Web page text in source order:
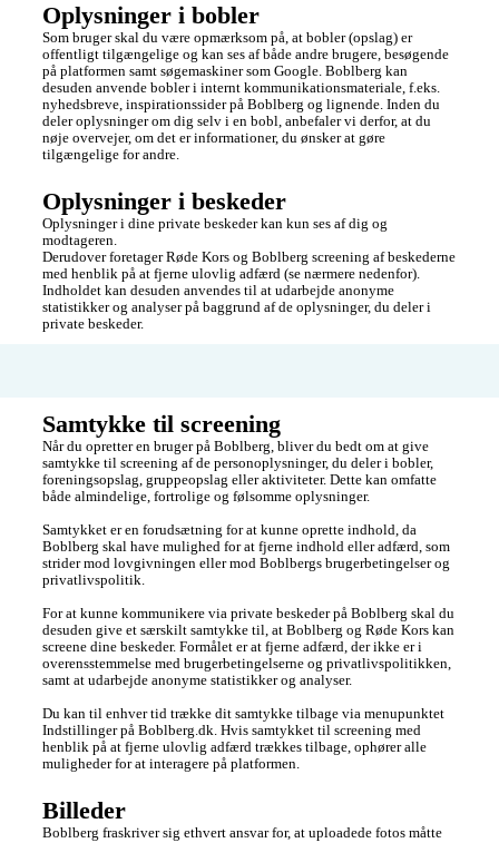
Oplysninger i bobler
Som bruger skal du være opmærksom på, at bobler (opslag) er
offentligt tilgængelige og kan ses af både andre brugere, besøgende
på platformen samt søgemaskiner som Google. Boblberg kan
desuden anvende bobler i internt kommunikationsmateriale, f.eks.
nyhedsbreve, inspirationssider på Boblberg og lignende. Inden du
deler oplysninger om dig selv i en bobl, anbefaler vi derfor, at du
nøje overvejer, om det er informationer, du ønsker at gøre
tilgængelige for andre.
Oplysninger i beskeder
Oplysninger i dine private beskeder kan kun ses af dig og
modtageren.
Derudover foretager Røde Kors og Boblberg screening af beskederne
med henblik på at fjerne ulovlig adfærd (se nærmere nedenfor).
Indholdet kan desuden anvendes til at udarbejde anonyme
statistikker og analyser på baggrund af de oplysninger, du deler i
private beskeder.
Samtykke til screening
Når du opretter en bruger på Boblberg, bliver du bedt om at give
samtykke til screening af de personoplysninger, du deler i bobler,
foreningsopslag, gruppeopslag eller aktiviteter. Dette kan omfatte
både almindelige, fortrolige og følsomme oplysninger.
Samtykket er en forudsætning for at kunne oprette indhold, da
Boblberg skal have mulighed for at fjerne indhold eller adfærd, som
strider mod lovgivningen eller mod Boblbergs brugerbetingelser og
privatlivspolitik.
For at kunne kommunikere via private beskeder på Boblberg skal du
desuden give et særskilt samtykke til, at Boblberg og Røde Kors kan
screene dine beskeder. Formålet er at fjerne adfærd, der ikke er i
overensstemmelse med brugerbetingelserne og privatlivspolitikken,
samt at udarbejde anonyme statistikker og analyser.
Du kan til enhver tid trække dit samtykke tilbage via menupunktet
Indstillinger på Boblberg.dk. Hvis samtykket til screening med
henblik på at fjerne ulovlig adfærd trækkes tilbage, ophører alle
muligheder for at interagere på platformen.
Billeder
Boblberg fraskriver sig ethvert ansvar for, at uploadede fotos måtte